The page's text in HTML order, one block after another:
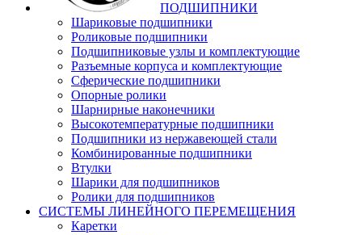
ПОДШИПНИКИ
Шариковые подшипники
Роликовые подшипники
Подшипниковые узлы и комплектующие
Разъемные корпуса и комплектующие
Сферические подшипники
Опорные ролики
Шарнирные наконечники
Высокотемпературные подшипники
Подшипники из нержавеющей стали
Комбинированные подшипники
Втулки
Шарики для подшипников
Ролики для подшипников
СИСТЕМЫ ЛИНЕЙНОГО ПЕРЕМЕЩЕНИЯ
Каретки